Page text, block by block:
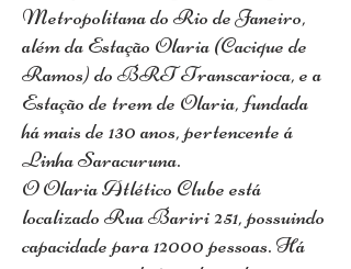
Metropolitana do Rio de Janeiro,
além da Estação Olaria (Cacique de
Ramos) do BRT Transcarioca, e a
Estação de trem de Olaria, fundada
há mais de 130 anos, pertencente á
Linha Saracuruna.
O Olaria Atlético Clube está
localizado Rua Bariri 251, possuindo
capacidade para 12000 pessoas. Há